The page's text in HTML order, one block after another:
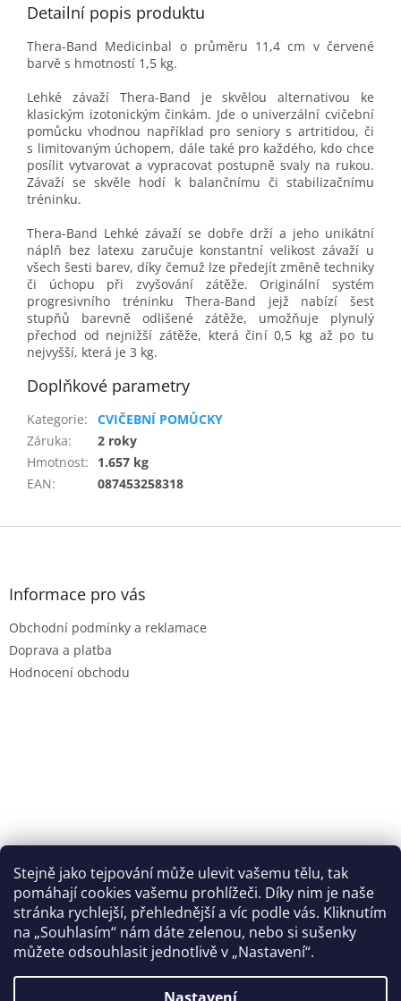
Stejně jako tejpování může ulevit vašemu tělu, tak
pomáhají cookies vašemu prohlížeči. Díky nim je naše
stránka rychlejší, přehlednější a víc podle vás. Kliknutím
na „Souhlasím“ nám dáte zelenou, nebo si sušenky
můžete odsouhlasit jednotlivě v „Nastavení“.
Detailní popis produktu
Thera-Band Medicinbal o průměru 11,4 cm v červené
barvě s hmotností 1,5 kg.
Lehké závaží Thera-Band je skvělou alternativou ke
klasickým izotonickým činkám. Jde o univerzální cvičební
pomůcku vhodnou například pro seniory s artritidou, či
s limitovaným úchopem, dále také pro každého, kdo chce
posílit vytvarovat a vypracovat postupně svaly na rukou.
Závaží se skvěle hodí k balančnímu či stabilizačnímu
tréninku.
Thera-Band Lehké závaží se dobře drží a jeho unikátní
náplň bez latexu zaručuje konstantní velikost závaží u
všech šesti barev, díky čemuž lze předejít změně techniky
či úchopu při zvyšování zátěže. Originální systém
progresivního tréninku Thera-Band jejž nabízí šest
stupňů barevně odlišené zátěže, umožňuje plynulý
přechod od nejnižší zátěže, která činí 0,5 kg až po tu
nejvyšší, která je 3 kg.
Doplňkové parametry
Kategorie:
CVIČEBNÍ POMŮCKY
Záruka:
2 roky
Hmotnost:
1.657 kg
EAN: 087453258318
Z
Informace pro vás
Obchodní podmínky a reklamace
Doprava a platba
Hodnocení obchodu